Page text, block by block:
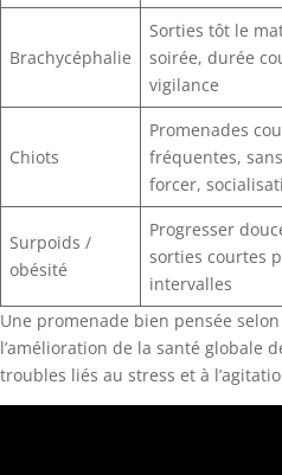
Brachycéphalie
Sorties tôt le
soirée, durée
vigilance
Chiots
Promenades
fréquentes, sans
forcer,
Surpoids /
obésité
Progresser
sorties courtes
intervalles
Une promenade bien pensée
l’amélioration de la santé globale
troubles liés au stress et à